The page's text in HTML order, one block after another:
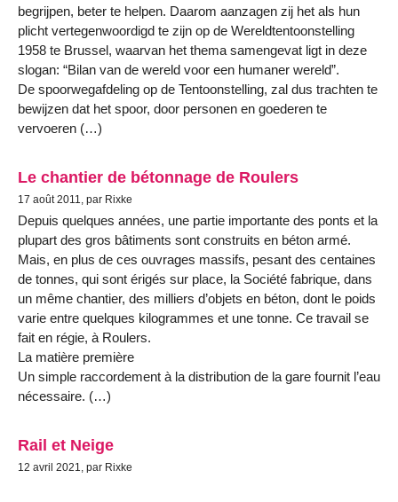
begrijpen, beter te helpen. Daarom aanzagen zij het als hun
plicht vertegenwoordigd te zijn op de Wereldtentoonstelling
1958 te Brussel, waarvan het thema samengevat ligt in deze
slogan: “Bilan van de wereld voor een humaner wereld”.
De spoorwegafdeling op de Tentoonstelling, zal dus trachten te
bewijzen dat het spoor, door personen en goederen te
vervoeren (…)
Le chantier de bétonnage de Roulers
17 août 2011, par Rixke
Depuis quelques années, une partie importante des ponts et la
plupart des gros bâtiments sont construits en béton armé.
Mais, en plus de ces ouvrages massifs, pesant des centaines
de tonnes, qui sont érigés sur place, la Société fabrique, dans
un même chantier, des milliers d’objets en béton, dont le poids
varie entre quelques kilogrammes et une tonne. Ce travail se
fait en régie, à Roulers.
La matière première
Un simple raccordement à la distribution de la gare fournit l’eau
nécessaire. (…)
Rail et Neige
12 avril 2021, par Rixke